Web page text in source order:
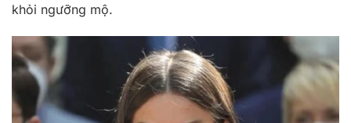
khỏi ngưỡng mộ.